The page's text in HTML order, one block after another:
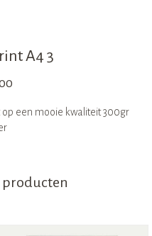
A4 3
een mooie kwaliteit 300gr
producten